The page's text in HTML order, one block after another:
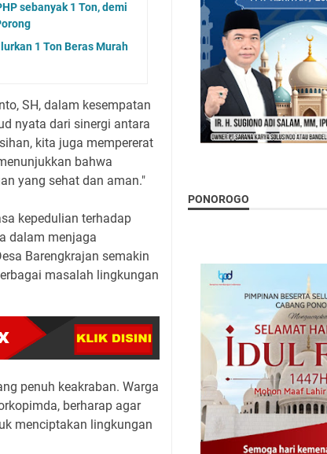
sebanyak 1 Ton, demi
1 Ton Beras Murah
SH, dalam kesempatan
nyata dari sinergi antara
kita juga mempererat
bahwa
yang sehat dan aman."
kepedulian terhadap
dalam menjaga
Barengkrajan semakin
masalah lingkungan
penuh keakraban. Warga
berharap agar
menciptakan lingkungan
PONOROGO